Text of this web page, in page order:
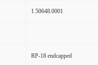
1.50648.0001
RP-18 endcapped